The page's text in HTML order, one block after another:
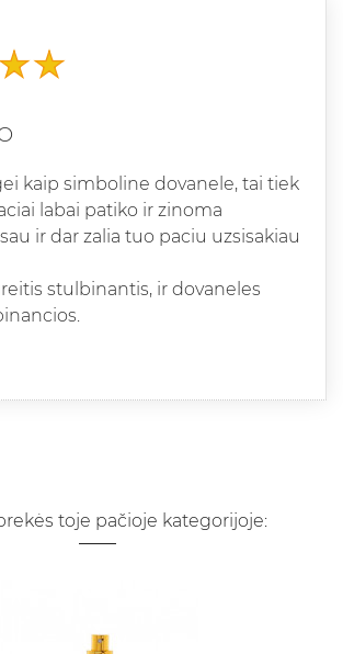
kaip simboline dovanele, tai tiek
labai patiko ir zinoma
ir dar zalia tuo paciu uzsisakiau
stulbinantis, ir dovaneles
toje pačioje kategorijoje: